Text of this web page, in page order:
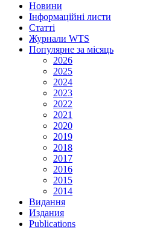
Новини
Інформаційні листи
Статті
Журнали WTS
Популярне за місяць
2026
2025
2024
2023
2022
2021
2020
2019
2018
2017
2016
2015
2014
Видання
Издания
Publications